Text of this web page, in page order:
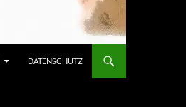
DATENSCHUTZ